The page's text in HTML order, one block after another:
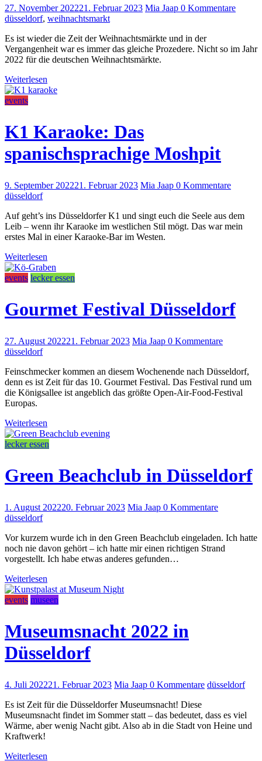
27. November 202221. Februar 2023 Mia Jaap 0 Kommentare
düsseldorf, weihnachtsmarkt
Es ist wieder die Zeit der Weihnachtsmärkte und in der
Vergangenheit war es immer das gleiche Prozedere. Nicht so im Jahr
2022 für die deutschen Weihnachtsmärkte.
Weiterlesen
events
K1 Karaoke: Das
spanischsprachige Moshpit
9. September 202221. Februar 2023 Mia Jaap 0 Kommentare
düsseldorf
Auf geht’s ins Düsseldorfer K1 und singt euch die Seele aus dem
Leib – wenn ihr Karaoke im westlichen Stil mögt. Das war mein
erstes Mal in einer Karaoke-Bar im Westen.
Weiterlesen
events lecker essen
Gourmet Festival Düsseldorf
27. August 202221. Februar 2023 Mia Jaap 0 Kommentare
düsseldorf
Feinschmecker kommen an diesem Wochenende nach Düsseldorf,
denn es ist Zeit für das 10. Gourmet Festival. Das Festival rund um
die Königsallee ist angeblich das größte Open-Air-Food-Festival
Europas.
Weiterlesen
lecker essen
Green Beachclub in Düsseldorf
1. August 202220. Februar 2023 Mia Jaap 0 Kommentare
düsseldorf
Vor kurzem wurde ich in den Green Beachclub eingeladen. Ich hatte
noch nie davon gehört – ich hatte mir einen richtigen Strand
vorgestellt. Ich habe etwas anderes gefunden…
Weiterlesen
events museen
Museumsnacht 2022 in
Düsseldorf
4. Juli 202221. Februar 2023 Mia Jaap 0 Kommentare düsseldorf
Es ist Zeit für die Düsseldorfer Museumsnacht! Diese
Museumsnacht findet im Sommer statt – das bedeutet, dass es viel
Wärme, aber wenig Nacht gibt. Also ab in die Stadt von Heine und
Kraftwerk!
Weiterlesen